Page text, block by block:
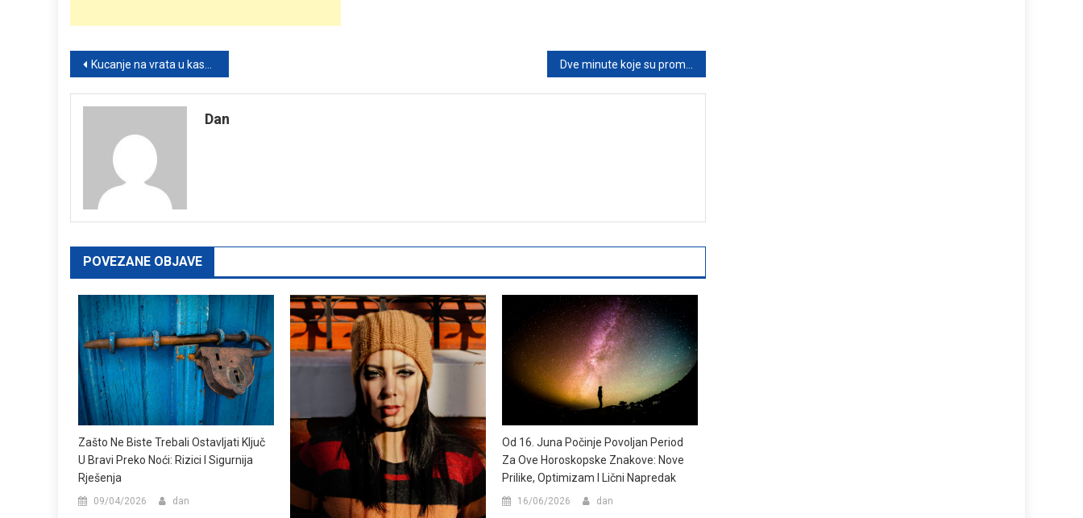
Post
navigation
Kucanje na vrata u kasne sateZašto intuicija ponekad može spriječiti ozbiljnu opasnost
Dan
POVEZANE OBJAVE
Zašto Ne Biste Trebali Ostavljati Ključ
U Bravi Preko Noći: Rizici I Sigurnija
Rješenja
09/04/2026 dan
Od 16. Juna Počinje Povoljan Period
Za Ove Horoskopske Znakove: Nove
Prilike, Optimizam I Lični Napredak
16/06/2026 dan